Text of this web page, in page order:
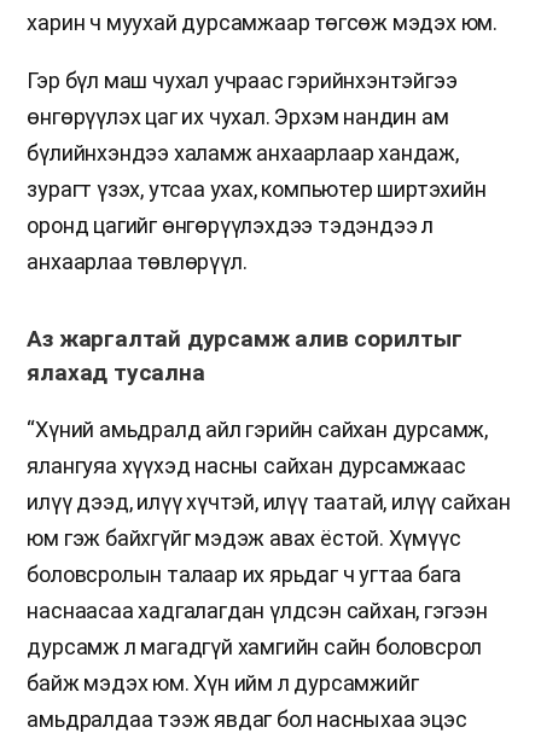
харин ч муухай дурсамжаар төгсөж мэдэх юм.
Гэр бүл маш чухал учраас гэрийнхэнтэйгээ
өнгөрүүлэх цаг их чухал. Эрхэм нандин ам
бүлийнхэндээ халамж анхаарлаар хандаж,
зурагт үзэх, утсаа ухах, компьютер ширтэхийн
оронд цагийг өнгөрүүлэхдээ тэдэндээ л
анхаарлаа төвлөрүүл.
Аз жаргалтай дурсамж алив сорилтыг
ялахад тусална
“Хүний амьдралд айл гэрийн сайхан дурсамж,
ялангуяа хүүхэд насны сайхан дурсамжаас
илүү дээд, илүү хүчтэй, илүү таатай, илүү сайхан
юм гэж байхгүйг мэдэж авах ёстой. Хүмүүс
боловсролын талаар их ярьдаг ч угтаа бага
наснаасаа хадгалагдан үлдсэн сайхан, гэгээн
дурсамж л магадгүй хамгийн сайн боловсрол
байж мэдэх юм. Хүн ийм л дурсамжийг
амьдралдаа тээж явдаг бол насныхаа эцэс